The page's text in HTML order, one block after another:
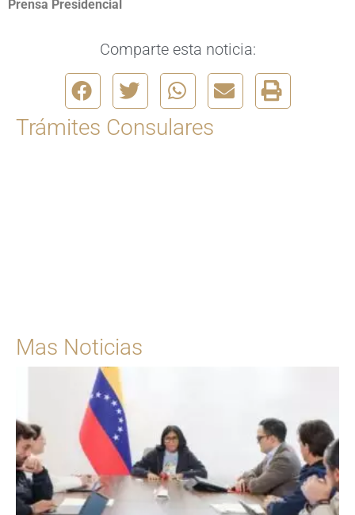
Prensa Presidencial
Comparte esta noticia:
Trámites Consulares
Mas Noticias